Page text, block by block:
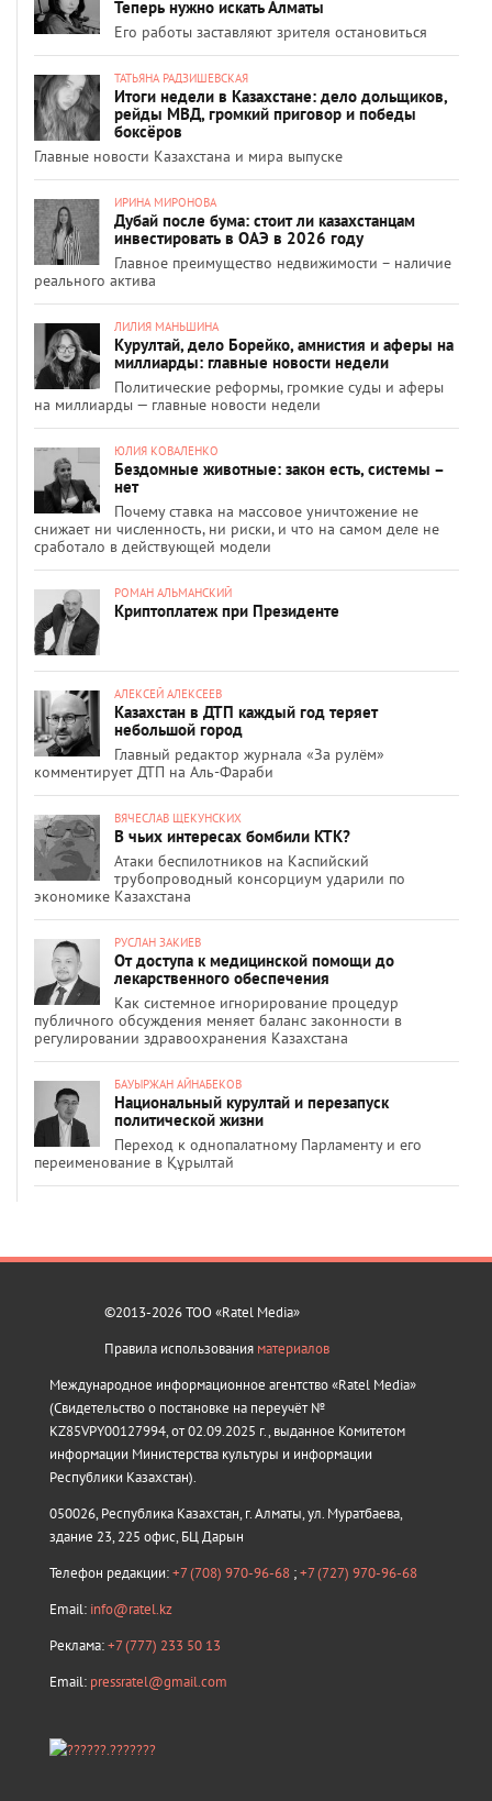
Теперь нужно искать Алматы
Его работы заставляют зрителя остановиться
ТАТЬЯНА РАДЗИШЕВСКАЯ
Итоги недели в Казахстане: дело дольщиков,
рейды МВД, громкий приговор и победы
боксёров
Главные новости Казахстана и мира выпуске
ИРИНА МИРОНОВА
Дубай после бума: стоит ли казахстанцам
инвестировать в ОАЭ в 2026 году
Главное преимущество недвижимости – наличие
реального актива
ЛИЛИЯ МАНЬШИНА
Курултай, дело Борейко, амнистия и аферы на
миллиарды: главные новости недели
Политические реформы, громкие суды и аферы
на миллиарды — главные новости недели
ЮЛИЯ КОВАЛЕНКО
Бездомные животные: закон есть, системы –
нет
Почему ставка на массовое уничтожение не
снижает ни численность, ни риски, и что на самом деле не
сработало в действующей модели
РОМАН АЛЬМАНСКИЙ
Криптоплатеж при Президенте
АЛЕКСЕЙ АЛЕКСЕЕВ
Казахстан в ДТП каждый год теряет
небольшой город
Главный редактор журнала «За рулём»
комментирует ДТП на Аль-Фараби
ВЯЧЕСЛАВ ЩЕКУНСКИХ
В чьих интересах бомбили КТК?
Атаки беспилотников на Каспийский
трубопроводный консорциум ударили по
экономике Казахстана
РУСЛАН ЗАКИЕВ
От доступа к медицинской помощи до
лекарственного обеспечения
Как системное игнорирование процедур
публичного обсуждения меняет баланс законности в
регулировании здравоохранения Казахстана
БАУЫРЖАН АЙНАБЕКОВ
Национальный курултай и перезапуск
политической жизни
Переход к однопалатному Парламенту и его
переименование в Құрылтай
©2013-2026 ТОО «Ratel Media»
Правила использования материалов
Международное информационное агентство «Ratel Media»
(Свидетельство о постановке на переучёт №
KZ85VPY00127994, от 02.09.2025 г., выданное Комитетом
информации Министерства культуры и информации
Республики Казахстан).
050026, Республика Казахстан, г. Алматы, ул. Муратбаева,
здание 23, 225 офис, БЦ Дарын
Телефон редакции:+7 (708) 970-96-68 ;+7 (727) 970-96-68
Email: info@ratel.kz
Реклама:+7 (777) 233 50 13
Email: pressratel@gmail.com